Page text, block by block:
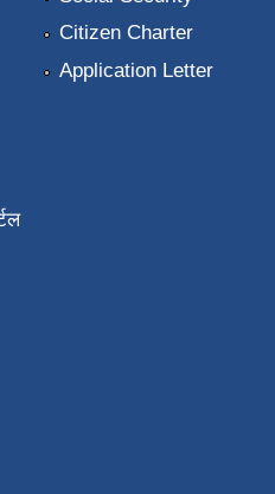
Citizen Charter
Application Letter